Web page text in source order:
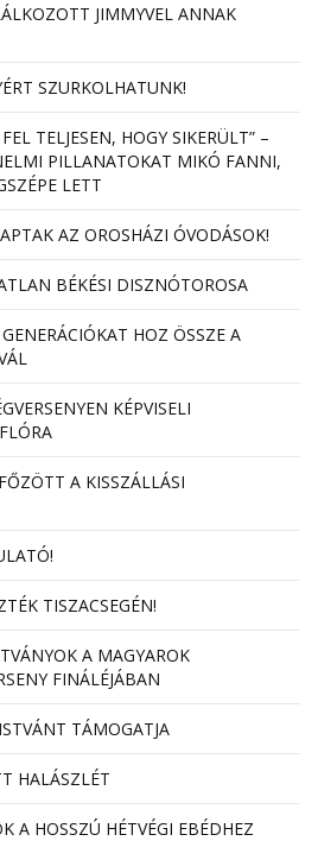
JIMMYVEL ANNAK
SZURKOLHATUNK!
TELJESEN, HOGY SIKERÜLT” –
PILLANATOKAT MIKÓ FANNI,
LETT
AZ OROSHÁZI ÓVODÁSOK!
BÉKÉSI DISZNÓTOROSA
HOZ ÖSSZE A
KÉPVISELI
A KISSZÁLLÁSI
TISZACSEGÉN!
A MAGYAROK
FINÁLÉJÁBAN
TÁMOGATJA
HALÁSZLÉT
A HOSSZÚ HÉTVÉGI EBÉDHEZ